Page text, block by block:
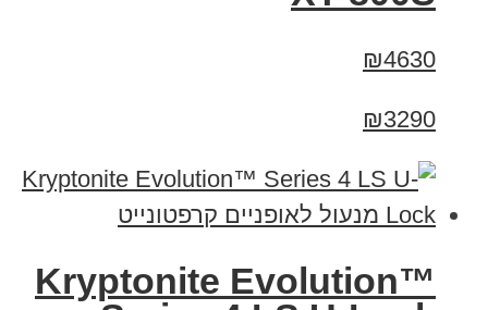
₪4630
₪3290
Kryptonite Evolution™